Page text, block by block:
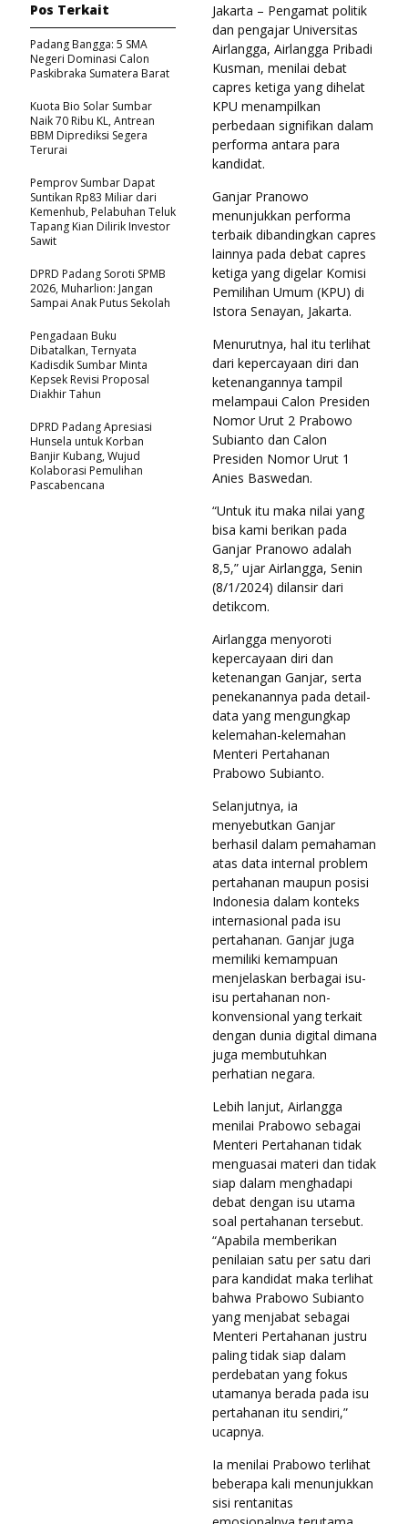
Jakarta – Pengamat politik
dan pengajar Universitas
Airlangga, Airlangga Pribadi
Kusman, menilai debat
capres ketiga yang dihelat
KPU menampilkan
perbedaan signifikan dalam
performa antara para
kandidat.
Ganjar Pranowo
menunjukkan performa
terbaik dibandingkan capres
lainnya pada debat capres
ketiga yang digelar Komisi
Pemilihan Umum (KPU) di
Istora Senayan, Jakarta.
Menurutnya, hal itu terlihat
dari kepercayaan diri dan
ketenangannya tampil
melampaui Calon Presiden
Nomor Urut 2 Prabowo
Subianto dan Calon
Presiden Nomor Urut 1
Anies Baswedan.
“Untuk itu maka nilai yang
bisa kami berikan pada
Ganjar Pranowo adalah
8,5,” ujar Airlangga, Senin
(8/1/2024) dilansir dari
detikcom.
Airlangga menyoroti
kepercayaan diri dan
ketenangan Ganjar, serta
penekanannya pada detail-
data yang mengungkap
kelemahan-kelemahan
Menteri Pertahanan
Prabowo Subianto.
Selanjutnya, ia
menyebutkan Ganjar
berhasil dalam pemahaman
atas data internal problem
pertahanan maupun posisi
Indonesia dalam konteks
internasional pada isu
pertahanan. Ganjar juga
memiliki kemampuan
menjelaskan berbagai isu-
isu pertahanan non-
konvensional yang terkait
dengan dunia digital dimana
juga membutuhkan
perhatian negara.
Lebih lanjut, Airlangga
menilai Prabowo sebagai
Menteri Pertahanan tidak
menguasai materi dan tidak
siap dalam menghadapi
debat dengan isu utama
soal pertahanan tersebut.
“Apabila memberikan
penilaian satu per satu dari
para kandidat maka terlihat
bahwa Prabowo Subianto
yang menjabat sebagai
Menteri Pertahanan justru
paling tidak siap dalam
perdebatan yang fokus
utamanya berada pada isu
pertahanan itu sendiri,”
ucapnya.
Ia menilai Prabowo terlihat
beberapa kali menunjukkan
sisi rentanitas
Pos Terkait
Padang Bangga: 5 SMA
Negeri Dominasi Calon
Paskibraka Sumatera Barat
Kuota Bio Solar Sumbar
Naik 70 Ribu KL, Antrean
BBM Diprediksi Segera
Terurai
Pemprov Sumbar Dapat
Suntikan Rp83 Miliar dari
Kemenhub, Pelabuhan Teluk
Tapang Kian Dilirik Investor
Sawit
DPRD Padang Soroti SPMB
2026, Muharlion: Jangan
Sampai Anak Putus Sekolah
Pengadaan Buku
Dibatalkan, Ternyata
Kadisdik Sumbar Minta
Kepsek Revisi Proposal
Diakhir Tahun
DPRD Padang Apresiasi
Hunsela untuk Korban
Banjir Kubang, Wujud
Kolaborasi Pemulihan
Pascabencana